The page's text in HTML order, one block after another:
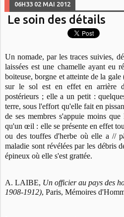
06H33 02 MAI 2012
Le soin des détails
Un nomade, par les traces suivies,
laissées est une chamelle ayant eu
boiteuse, borgne et atteinte de la
sur le sol est en effet en arrière
postérieurs ; elle a un petit :
terre, sous l'effort qu'elle fait en
de ses membres s'appuie moins
qu'un œil : elle se présente en effet
ou des touffes d'herbe où elle a //
maladie sont révélées par les débris
épineux où elle s'est grattée.
A. LAIBE, Un officier au pays des
1908-1912), Paris, Mémoires